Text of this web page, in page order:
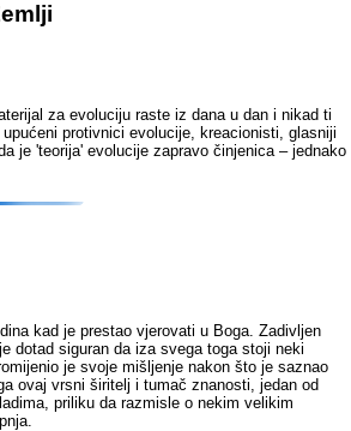
za evoluciju raste iz dana u dan i nikad ti
protivnici evolucije, kreacionisti, glasniji
je 'teorija' evolucije zapravo činjenica – jednako
kad je prestao vjerovati u Boga. Zadivljen
dotad siguran da iza svega toga stoji neki
je svoje mišljenje nakon što je saznao
ovaj vrsni širitelj i tumač znanosti, jedan od
priliku da razmisle o nekim velikim